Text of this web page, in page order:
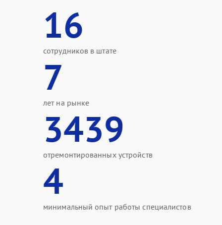
16
сотрудников в штате
7
лет на рынке
3439
отремонтированных устройств
4
минимальный опыт работы специалистов